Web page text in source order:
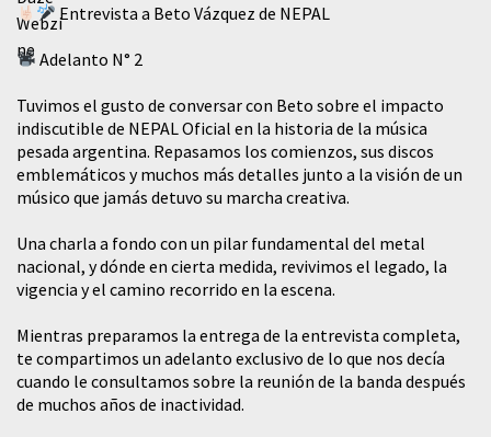
Entrevista a Beto Vázquez de NEPAL
Adelanto N° 2
Tuvimos el gusto de conversar con Beto sobre el impacto
indiscutible de NEPAL Oficial en la historia de la música
pesada argentina. Repasamos los comienzos, sus discos
emblemáticos y muchos más detalles junto a la visión de un
músico que jamás detuvo su marcha creativa.
​Una charla a fondo con un pilar fundamental del metal
nacional, y dónde en cierta medida, revivimos el legado, la
vigencia y el camino recorrido en la escena.
Mientras preparamos la entrega de la entrevista completa,
te compartimos un adelanto exclusivo de lo que nos decía
cuando le consultamos sobre la reunión de la banda después
de muchos años de inactividad.